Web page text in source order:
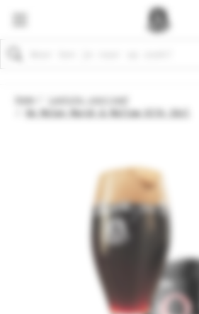
Zoeken
Home
Laatste voorraad
De Molen Marsh & Mallow blik 33cl